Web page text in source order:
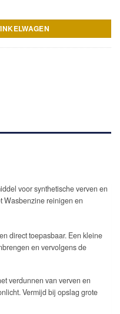
voor synthetische verven en
Wasbenzine reinigen en
direct toepasbaar. Een kleine
en vervolgens de
verdunnen van verven en
Vermijd bij opslag grote